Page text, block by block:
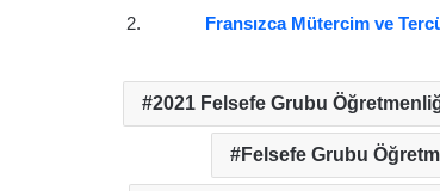
Fransızca Mütercim ve
2021 Felsefe Grubu
Felsefe Grubu